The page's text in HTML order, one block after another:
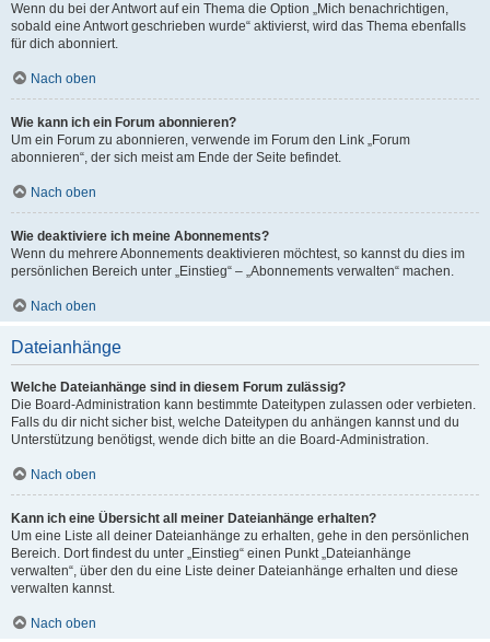
Wenn du bei der Antwort auf ein Thema die Option „Mich benachrichtigen,
sobald eine Antwort geschrieben wurde“ aktivierst, wird das Thema ebenfalls
für dich abonniert.
Nach oben
Wie kann ich ein Forum abonnieren?
Um ein Forum zu abonnieren, verwende im Forum den Link „Forum
abonnieren“, der sich meist am Ende der Seite befindet.
Nach oben
Wie deaktiviere ich meine Abonnements?
Wenn du mehrere Abonnements deaktivieren möchtest, so kannst du dies im
persönlichen Bereich unter „Einstieg“ – „Abonnements verwalten“ machen.
Nach oben
Dateianhänge
Welche Dateianhänge sind in diesem Forum zulässig?
Die Board-Administration kann bestimmte Dateitypen zulassen oder verbieten.
Falls du dir nicht sicher bist, welche Dateitypen du anhängen kannst und du
Unterstützung benötigst, wende dich bitte an die Board-Administration.
Nach oben
Kann ich eine Übersicht all meiner Dateianhänge erhalten?
Um eine Liste all deiner Dateianhänge zu erhalten, gehe in den persönlichen
Bereich. Dort findest du unter „Einstieg“ einen Punkt „Dateianhänge
verwalten“, über den du eine Liste deiner Dateianhänge erhalten und diese
verwalten kannst.
Nach oben